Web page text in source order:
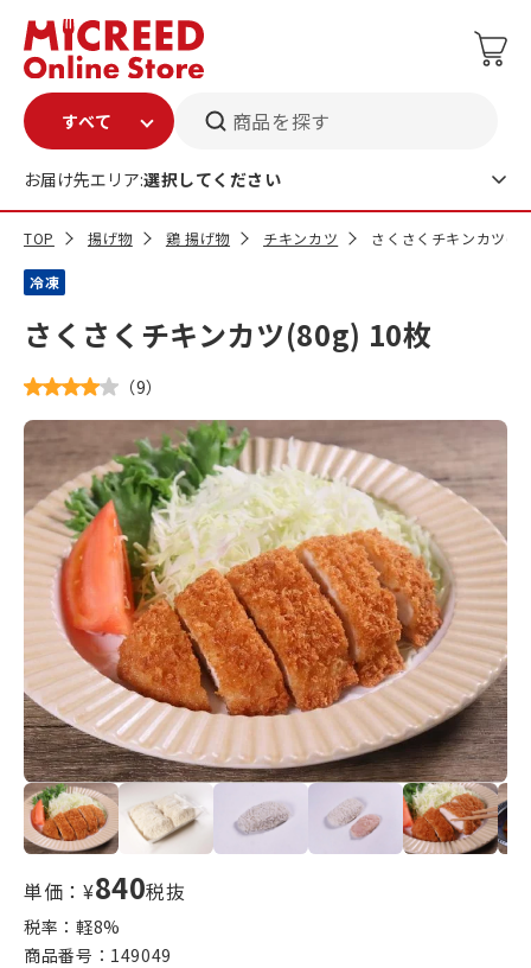
商品を探す
お届け先エリア:選択してください
TOP 揚げ物 鶏 揚げ物 チキンカツ さくさくチキンカツ
冷凍
さくさくチキンカツ(80g) 10枚
（9）
単価：¥840税抜
税率：軽8%
商品番号： 149049